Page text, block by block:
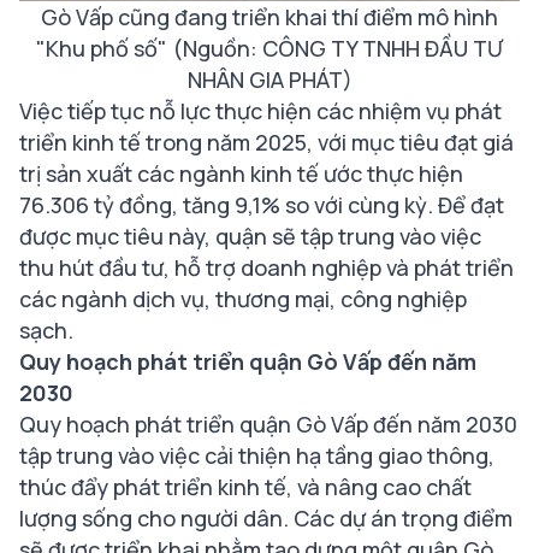
Gò Vấp cũng đang triển khai thí điểm mô hình
"Khu phố số" (Nguồn: CÔNG TY TNHH ĐẦU TƯ
NHÂN GIA PHÁT)
Việc tiếp tục nỗ lực thực hiện các nhiệm vụ phát
triển kinh tế trong năm 2025, với mục tiêu đạt giá
trị sản xuất các ngành kinh tế ước thực hiện
76.306 tỷ đồng, tăng 9,1% so với cùng kỳ. Để đạt
được mục tiêu này, quận sẽ tập trung vào việc
thu hút đầu tư, hỗ trợ doanh nghiệp và phát triển
các ngành dịch vụ, thương mại, công nghiệp
sạch.
Quy hoạch phát triển quận Gò Vấp đến năm
2030
Quy hoạch phát triển quận Gò Vấp đến năm 2030
tập trung vào việc cải thiện hạ tầng giao thông,
thúc đẩy phát triển kinh tế, và nâng cao chất
lượng sống cho người dân. Các dự án trọng điểm